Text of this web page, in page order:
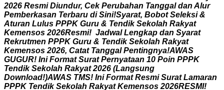
2026 Resmi Diundur, Cek Perubahan Tanggal dan Alur
Pemberkasan Terbaru di Sini!Syarat, Bobot Seleksi &
Aturan Lulus PPPK Guru & Tendik Sekolah Rakyat
Kemensos 2026Resmi! Jadwal Lengkap dan Syarat
Rekrutmen PPPK Guru & Tendik Sekolah Rakyat
Kemensos 2026, Catat Tanggal Pentingnya!AWAS
GUGUR! Ini Format Surat Pernyataan 10 Poin PPPK
Tendik Sekolah Rakyat 2026 (Langsung
Download!)AWAS TMS! Ini Format Resmi Surat Lamaran
PPPK Tendik Sekolah Rakyat Kemensos 2026RESMI!